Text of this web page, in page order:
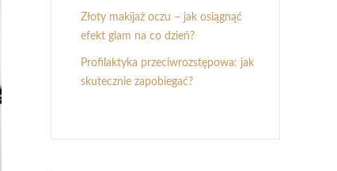
Złoty makijaż oczu – jak osiągnąć
efekt glam na co dzień?
Profilaktyka przeciwrozstępowa: jak
skutecznie zapobiegać?